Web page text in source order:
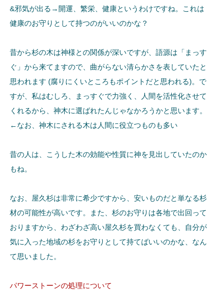
&邪気が出る→開運、繁栄、健康というわけですね。これは
健康のお守りとして持つのがいいのかな？
昔から杉の木は神様との関係が深いですが、語源は「まっす
ぐ」から来てますので、曲がらない清らかさを表していたと
思われます (腐りにくいところもポイントだと思われる)。で
すが、私はむしろ、まっすぐで力強く、人間を活性化させて
くれるから、神木に選ばれたんじゃなかろうかと思います。
←なお、神木にされる木は人間に役立つものも多い
昔の人は、こうした木の効能や性質に神を見出していたのか
もね。
なお、屋久杉は非常に希少ですから、安いものだと単なる杉
材の可能性が高いです。また、杉のお守りは各地で出回って
おりますから、わざわざ高い屋久杉を買わなくても、自分が
気に入った地域の杉をお守りとして持てばいいのかな、なん
て思いました。
パワーストーンの処理について